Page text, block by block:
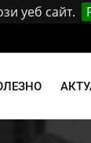
уеб сайт.